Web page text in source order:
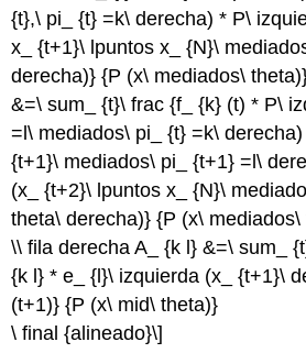
{t},\ pi_ {t} =k\ derecha) * P\
x_ {t+1}\ lpuntos x_ {N}\
derecha)} {P (x\ mediados\
&=\ sum_ {t}\ frac {f_ {k} (t) * P\
=l\ mediados\ pi_ {t} =k\ derecha)
{t+1}\ mediados\ pi_ {t+1} =l\
(x_ {t+2}\ lpuntos x_ {N}\
theta\ derecha)} {P (x\ mediados\
\\ fila derecha A_ {k l} &=\ sum_
{k l} * e_ {l}\ izquierda (x_ {t+1}\
(t+1)} {P (x\ mid\ theta)}
\ final {alineado}\]